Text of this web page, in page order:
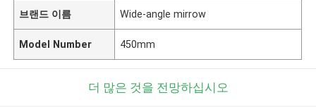
브랜드 이름 Wide-angle mirrow
Model Number 450mm
더 많은 것을 전망하십시오